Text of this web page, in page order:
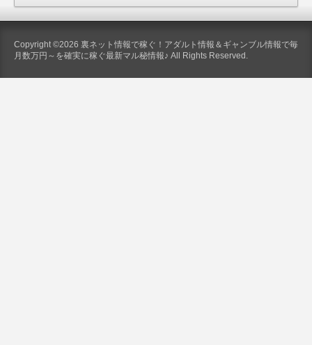
Copyright ©2026 裏ネット情報で稼ぐ！アダルト情報＆ギャンブル情報で毎
月数万円～を確実に稼ぐ最新マル秘情報♪ All Rights Reserved.